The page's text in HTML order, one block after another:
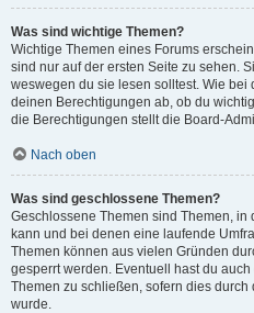
Was sind wichtige Themen?
Wichtige Themen eines Forums
sind nur auf der ersten Seite zu sehen.
weswegen du sie lesen solltest. Wie
deinen Berechtigungen ab, ob du
die Berechtigungen stellt die Board-
Nach oben
Was sind geschlossene Themen?
Geschlossene Themen sind Themen,
kann und bei denen eine laufende
Themen können aus vielen Gründen
gesperrt werden. Eventuell hast du
Themen zu schließen, sofern dies
wurde.